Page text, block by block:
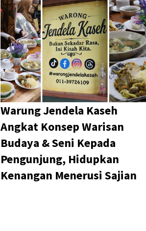
Warung Jendela Kaseh
Angkat Konsep Warisan
Budaya & Seni Kepada
Pengunjung, Hidupkan
Kenangan Menerusi Sajian